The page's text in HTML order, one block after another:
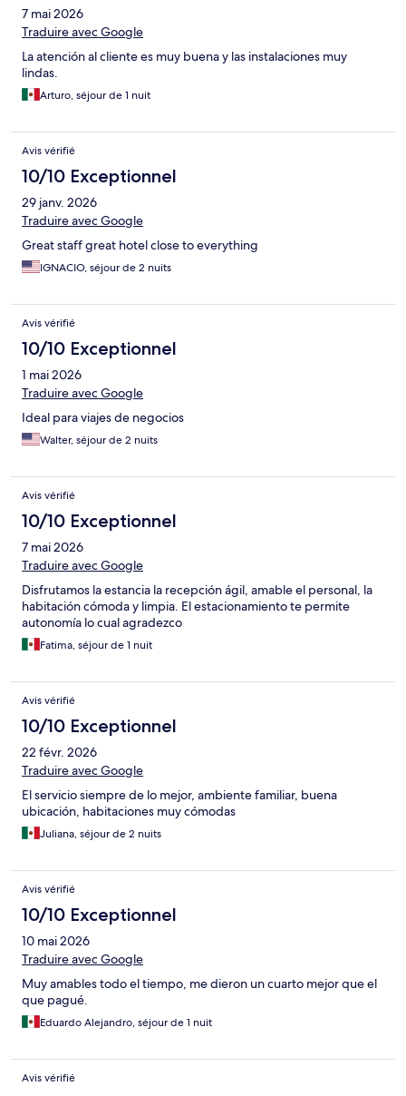
7 mai 2026
Traduire avec Google
La atención al cliente es muy buena y las instalaciones muy
lindas.
Arturo, séjour de 1 nuit
Avis vérifié
10/10 Exceptionnel
29 janv. 2026
Traduire avec Google
Great staff great hotel close to everything
IGNACIO, séjour de 2 nuits
Avis vérifié
10/10 Exceptionnel
1 mai 2026
Traduire avec Google
Ideal para viajes de negocios
Walter, séjour de 2 nuits
Avis vérifié
10/10 Exceptionnel
7 mai 2026
Traduire avec Google
Disfrutamos la estancia la recepción ágil, amable el personal, la
habitación cómoda y limpia. El estacionamiento te permite
autonomía lo cual agradezco
Fatima, séjour de 1 nuit
Avis vérifié
10/10 Exceptionnel
22 févr. 2026
Traduire avec Google
El servicio siempre de lo mejor, ambiente familiar, buena
ubicación, habitaciones muy cómodas
Juliana, séjour de 2 nuits
Avis vérifié
10/10 Exceptionnel
10 mai 2026
Traduire avec Google
Muy amables todo el tiempo, me dieron un cuarto mejor que el
que pagué.
Eduardo Alejandro, séjour de 1 nuit
Avis vérifié